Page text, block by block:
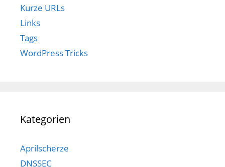
Kurze URLs
Links
Tags
WordPress Tricks
Kategorien
Aprilscherze
DNSSEC